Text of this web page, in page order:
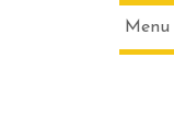
Menu